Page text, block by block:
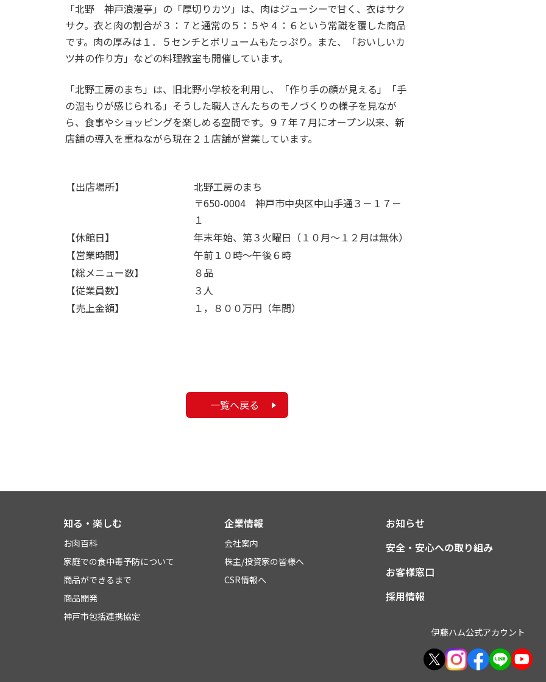
「北野 神戸浪漫亭」の「厚切りカツ」は、肉はジューシーで甘く、衣はサク
サク。衣と肉の割合が３：７と通常の５：５や４：６という常識を覆した商品
です。肉の厚みは１．５センチとボリュームもたっぷり。また、「おいしいカ
ツ丼の作り方」などの料理教室も開催しています。
「北野工房のまち」は、旧北野小学校を利用し、「作り手の顔が見える」「手
の温もりが感じられる」そうした職人さんたちのモノづくりの様子を見なが
ら、食事やショッピングを楽しめる空間です。９７年７月にオープン以来、新
店舗の導入を重ねながら現在２１店舗が営業しています。
【出店場所】
北野工房のまち
〒650-0004 神戸市中央区中山手通３－１７－
１
【休館日】
年末年始、第３火曜日（１０月～１２月は無休）
【営業時間】
午前１０時～午後６時
【総メニュー数】
８品
【従業員数】
３人
【売上金額】
１，８００万円（年間）
一覧へ戻る
知る・楽しむ
お肉百科
家庭での食中毒予防について
商品ができるまで
商品開発
神戸市包括連携協定
企業情報
会社案内
株主/投資家の皆様へ
CSR情報へ
お知らせ
安全・安心への取り組み
お客様窓口
採用情報
伊藤ハム公式アカウント